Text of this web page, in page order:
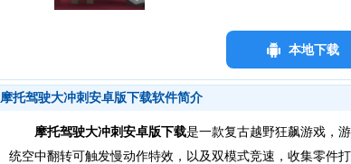
本地下载
摩托驾驶大冲刺安卓版下载软件简介
摩托驾驶大冲刺安卓版下载是一款复古越野狂飙游戏，
统空中翻转可触发慢动作特效，以及双模式竞速，收集零件